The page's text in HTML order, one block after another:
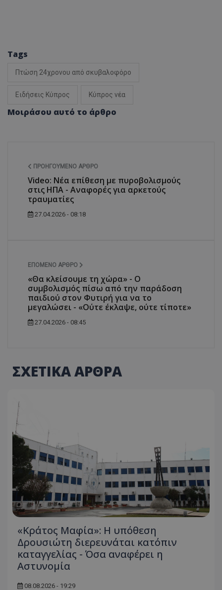
Tags
Πτώση 24χρονου από σκυβαλοφόρο
Ειδήσεις Κύπρος Κύπρος νέα
Μοιράσου αυτό το άρθρο
ΠΡΟΗΓΟΎΜΕΝΟ ΆΡΘΡΟ
Video: Νέα επίθεση με πυροβολισμούς
στις ΗΠΑ - Αναφορές για αρκετούς
τραυματίες
27.04.2026 - 08:18
ΕΠΌΜΕΝΟ ΆΡΘΡΟ
«Θα κλείσουμε τη χώρα» - Ο
συμβολισμός πίσω από την παράδοση
παιδιού στον Φυτιρή για να το
μεγαλώσει - «Ούτε έκλαψε, ούτε τίποτε»
27.04.2026 - 08:45
ΣΧΕΤΙΚΑ ΑΡΘΡΑ
«Κράτος Μαφία»: Η υπόθεση
Δρουσιώτη διερευνάται κατόπιν
καταγγελίας - Όσα αναφέρει η
Αστυνομία
08.08.2026 - 19:29